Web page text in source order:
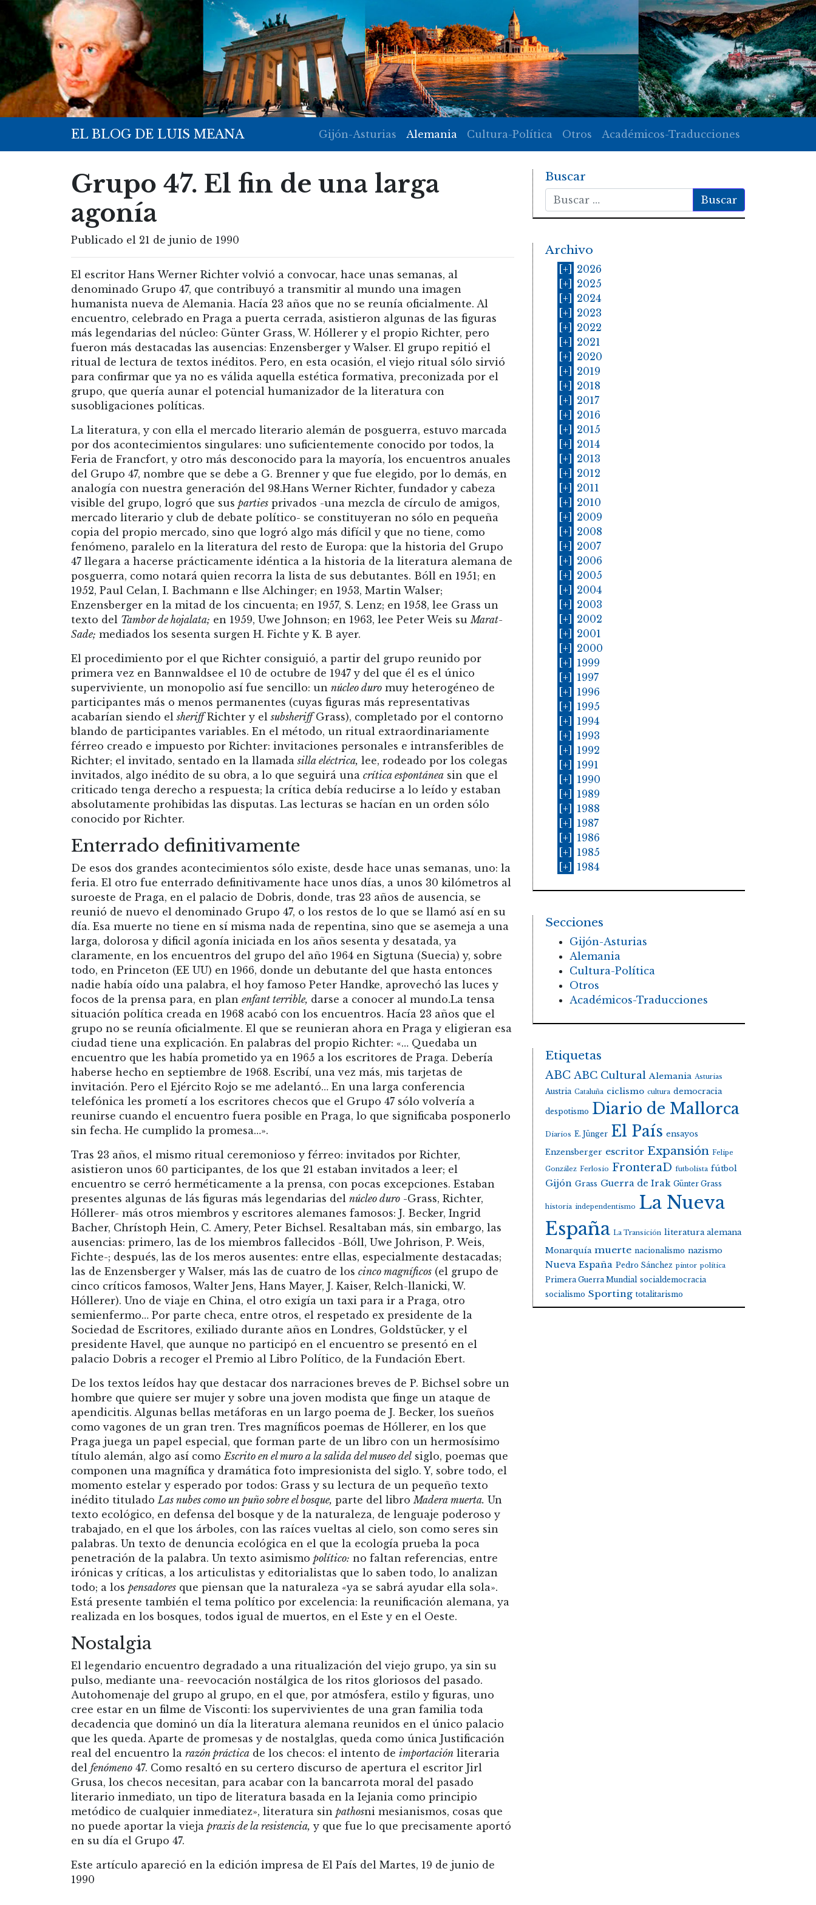
EL BLOG DE LUIS MEANA Gijón-Asturias Alemania Cultura-Política Otros Académicos-Traducciones
Grupo 47. El fin de una larga
agonía
Publicado el 21 de junio de 1990
El escritor Hans Werner Richter volvió a convocar, hace unas semanas, al
denominado Grupo 47, que contribuyó a transmitir al mundo una imagen
humanista nueva de Alemania. Hacía 23 años que no se reunía oficialmente. Al
encuentro, celebrado en Praga a puerta cerrada, asistieron algunas de las figuras
más legendarias del núcleo: Günter Grass, W. Hóllerer y el propio Richter, pero
fueron más destacadas las ausencias: Enzensberger y Walser. El grupo repitió el
ritual de lectura de textos inéditos. Pero, en esta ocasión, el viejo ritual sólo sirvió
para confirmar que ya no es válida aquella estética formativa, preconizada por el
grupo, que quería aunar el potencial humanizador de la literatura con
susobligaciones políticas.
La literatura, y con ella el mercado literario alemán de posguerra, estuvo marcada
por dos acontecimientos singulares: uno suficientemente conocido por todos, la
Feria de Francfort, y otro más desconocido para la mayoría, los encuentros anuales
del Grupo 47, nombre que se debe a G. Brenner y que fue elegido, por lo demás, en
analogía con nuestra generación del 98.Hans Werner Richter, fundador y cabeza
visible del grupo, logró que sus parties privados -una mezcla de círculo de amigos,
mercado literario y club de debate político- se constituyeran no sólo en pequeña
copia del propio mercado, sino que logró algo más difícil y que no tiene, como
fenómeno, paralelo en la literatura del resto de Europa: que la historia del Grupo
47 llegara a hacerse prácticamente idéntica a la historia de la literatura alemana de
posguerra, como notará quien recorra la lista de sus debutantes. Bóll en 1951; en
1952, Paul Celan, I. Bachmann e llse Alchinger; en 1953, Martin Walser;
Enzensberger en la mitad de los cincuenta; en 1957, S. Lenz; en 1958, lee Grass un
texto del Tambor de hojalata; en 1959, Uwe Johnson; en 1963, lee Peter Weis su Marat-
Sade; mediados los sesenta surgen H. Fichte y K. B ayer.
El procedimiento por el que Richter consiguió, a partir del grupo reunido por
primera vez en Bannwaldsee el 10 de octubre de 1947 y del que él es el único
superviviente, un monopolio así fue sencillo: un núcleo duro muy heterogéneo de
participantes más o menos permanentes (cuyas figuras más representativas
acabarían siendo elsheriffRichter y elsubsheriffGrass), completado por el contorno
blando de participantes variables. En el método, un ritual extraordinariamente
férreo creado e impuesto por Richter: invitaciones personales e intransferibles de
Richter; el invitado, sentado en la llamadasilla eléctrica, lee, rodeado por los colegas
invitados, algo inédito de su obra, a lo que seguirá una crítica espontánea sin que el
criticado tenga derecho a respuesta; la crítica debía reducirse a lo leído y estaban
absolutamente prohibidas las disputas. Las lecturas se hacían en un orden sólo
conocido por Richter.
Enterrado definitivamente
De esos dos grandes acontecimientos sólo existe, desde hace unas semanas, uno: la
feria. El otro fue enterrado definitivamente hace unos días, a unos 30 kilómetros al
suroeste de Praga, en el palacio de Dobris, donde, tras 23 años de ausencia, se
reunió de nuevo el denominado Grupo 47, o los restos de lo que se llamó así en su
día. Esa muerte no tiene en sí misma nada de repentina, sino que se asemeja a una
larga, dolorosa y dificil agonía iniciada en los años sesenta y desatada, ya
claramente, en los encuentros del grupo del año 1964 en Sigtuna (Suecia) y, sobre
todo, en Princeton (EE UU) en 1966, donde un debutante del que hasta entonces
nadie había oído una palabra, el hoy famoso Peter Handke, aprovechó las luces y
focos de la prensa para, en plan enfant terrible, darse a conocer al mundo.La tensa
situación política creada en 1968 acabó con los encuentros. Hacía 23 años que el
grupo no se reunía oficialmente. El que se reunieran ahora en Praga y eligieran esa
ciudad tiene una explicación. En palabras del propio Richter: «… Quedaba un
encuentro que les había prometido ya en 1965 a los escritores de Praga. Debería
haberse hecho en septiembre de 1968. Escribí, una vez más, mis tarjetas de
invitación. Pero el Ejército Rojo se me adelantó… En una larga conferencia
telefónica les prometí a los escritores checos que el Grupo 47 sólo volvería a
reunirse cuando el encuentro fuera posible en Praga, lo que significaba posponerlo
sin fecha. He cumplido la promesa…».
Tras 23 años, el mismo ritual ceremonioso y férreo: invitados por Richter,
asistieron unos 60 participantes, de los que 21 estaban invitados a leer; el
encuentro se cerró herméticamente a la prensa, con pocas excepciones. Estaban
presentes algunas de lás figuras más legendarias del núcleo duro -Grass, Richter,
Hóllerer- más otros miembros y escritores alemanes famosos: J. Becker, Ingrid
Bacher, Chrístoph Hein, C. Amery, Peter Bichsel. Resaltaban más, sin embargo, las
ausencias: primero, las de los miembros fallecidos -Bóll, Uwe Johrison, P. Weis,
Fichte-; después, las de los meros ausentes: entre ellas, especialmente destacadas;
las de Enzensberger y Walser, más las de cuatro de los cinco magníficos (el grupo de
cinco críticos famosos, Walter Jens, Hans Mayer, J. Kaiser, Relch-llanicki, W.
Hóllerer). Uno de viaje en China, el otro exigía un taxi para ir a Praga, otro
semienfermo… Por parte checa, entre otros, el respetado ex presidente de la
Sociedad de Escritores, exiliado durante años en Londres, Goldstücker, y el
presidente Havel, que aunque no participó en el encuentro se presentó en el
palacio Dobris a recoger el Premio al Libro Político, de la Fundación Ebert.
De los textos leídos hay que destacar dos narraciones breves de P. Bichsel sobre un
hombre que quiere ser mujer y sobre una joven modista que finge un ataque de
apendicitis. Algunas bellas metáforas en un largo poema de J. Becker, los sueños
como vagones de un gran tren. Tres magníficos poemas de Hóllerer, en los que
Praga juega un papel especial, que forman parte de un libro con un hermosísimo
título alemán, algo así como Escrito en el muro a la salida del museo del siglo, poemas que
componen una magnífica y dramática foto impresionista del siglo. Y, sobre todo, el
momento estelar y esperado por todos: Grass y su lectura de un pequeño texto
inédito titulado Las nubes como un puño sobre el bosque, parte del libro Madera muerta. Un
texto ecológico, en defensa del bosque y de la naturaleza, de lenguaje poderoso y
trabajado, en el que los árboles, con las raíces vueltas al cielo, son como seres sin
palabras. Un texto de denuncia ecológica en el que la ecología prueba la poca
penetración de la palabra. Un texto asimismo político: no faltan referencias, entre
irónicas y críticas, a los articulistas y editorialistas que lo saben todo, lo analizan
todo; a los pensadores que piensan que la naturaleza «ya se sabrá ayudar ella sola».
Está presente también el tema político por excelencia: la reunificación alemana, ya
realizada en los bosques, todos igual de muertos, en el Este y en el Oeste.
Nostalgia
El legendario encuentro degradado a una ritualización del viejo grupo, ya sin su
pulso, mediante una- reevocación nostálgica de los ritos gloriosos del pasado.
Autohomenaje del grupo al grupo, en el que, por atmósfera, estilo y figuras, uno
cree estar en un filme de Visconti: los supervivientes de una gran familia toda
decadencia que dominó un día la literatura alemana reunidos en el único palacio
que les queda. Aparte de promesas y de nostalglas, queda como única Justificación
real del encuentro la razón práctica de los checos: el intento de importación literaria
del fenómeno 47. Como resaltó en su certero discurso de apertura el escritor Jirl
Grusa, los checos necesitan, para acabar con la bancarrota moral del pasado
literario inmediato, un tipo de literatura basada en la Iejania como principio
metódico de cualquier inmediatez», literatura sin pathosni mesianismos, cosas que
no puede aportar la vieja praxis de la resistencia, y que fue lo que precisamente aportó
en su día el Grupo 47.
Este artículo apareció en la edición impresa de El País del Martes, 19 de junio de
1990
Buscar
Buscar
Archivo
[+] 2026
[+] 2025
[+] 2024
[+] 2023
[+] 2022
[+] 2021
[+] 2020
[+] 2019
[+] 2018
[+] 2017
[+] 2016
[+] 2015
[+] 2014
[+] 2013
[+] 2012
[+] 2011
[+] 2010
[+] 2009
[+] 2008
[+] 2007
[+] 2006
[+] 2005
[+] 2004
[+] 2003
[+] 2002
[+] 2001
[+] 2000
[+] 1999
[+] 1997
[+] 1996
[+] 1995
[+] 1994
[+] 1993
[+] 1992
[+] 1991
[+] 1990
[+] 1989
[+] 1988
[+] 1987
[+] 1986
[+] 1985
[+] 1984
Secciones
Gijón-Asturias
Alemania
Cultura-Política
Otros
Académicos-Traducciones
Etiquetas
ABC ABC Cultural Alemania Asturias
Austria Cataluña ciclismo cultura democracia
despotismo Diario de Mallorca
Diarios E. Jünger El País ensayos
Enzensberger escritor Expansión Felipe
González Ferlosio FronteraD futbolista fútbol
Gijón Grass Guerra de Irak Günter Grass
historia independentismo La Nueva
España La Transición literatura alemana
Monarquía muerte nacionalismo nazismo
Nueva España Pedro Sánchez pintor política
Primera Guerra Mundial socialdemocracia
socialismo Sporting totalitarismo